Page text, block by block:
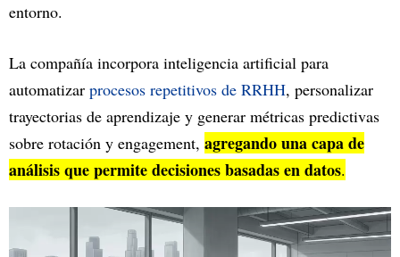
entorno.
La compañía incorpora inteligencia artificial para
automatizar procesos repetitivos de RRHH, personalizar
trayectorias de aprendizaje y generar métricas predictivas
sobre rotación y engagement, agregando una capa de
análisis que permite decisiones basadas en datos.